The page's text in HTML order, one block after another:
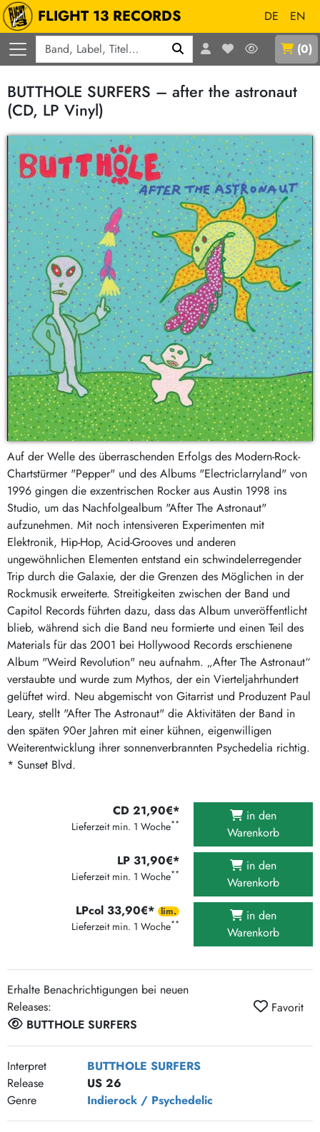
FLIGHT 13 RECORDS DE
EN
(0)
BUTTHOLE SURFERS – after the astronaut
(CD, LP Vinyl)
Auf der Welle des überraschenden Erfolgs des Modern-Rock-
Chartstürmer "Pepper" und des Albums "Electriclarryland" von
1996 gingen die exzentrischen Rocker aus Austin 1998 ins
Studio, um das Nachfolgealbum "After The Astronaut"
aufzunehmen. Mit noch intensiveren Experimenten mit
Elektronik, Hip-Hop, Acid-Grooves und anderen
ungewöhnlichen Elementen entstand ein schwindelerregender
Trip durch die Galaxie, der die Grenzen des Möglichen in der
Rockmusik erweiterte. Streitigkeiten zwischen der Band und
Capitol Records führten dazu, dass das Album unveröffentlicht
blieb, während sich die Band neu formierte und einen Teil des
Materials für das 2001 bei Hollywood Records erschienene
Album "Weird Revolution" neu aufnahm. „After The Astronaut“
verstaubte und wurde zum Mythos, der ein Vierteljahrhundert
gelüftet wird. Neu abgemischt von Gitarrist und Produzent Paul
Leary, stellt "After The Astronaut" die Aktivitäten der Band in
den späten 90er Jahren mit einer kühnen, eigenwilligen
Weiterentwicklung ihrer sonnenverbrannten Psychedelia richtig.
* Sunset Blvd.
CD 21,90€*
Lieferzeit min. 1 Woche**
in den
Warenkorb
LP 31,90€*
Lieferzeit min. 1 Woche**
in den
Warenkorb
LPcol 33,90€*
Lieferzeit min. 1 Woche**
in den
Warenkorb
Erhalte Benachrichtigungen bei neuen
Releases:
BUTTHOLE SURFERS
Favorit
Interpret
BUTTHOLE SURFERS
Release
US 26
Genre
Indierock / Psychedelic